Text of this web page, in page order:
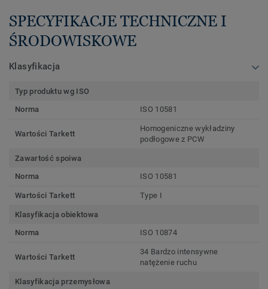
SPECYFIKACJE TECHNICZNE I
ŚRODOWISKOWE
Klasyfikacja
Typ produktu wg ISO
Norma
ISO 10581
Wartości Tarkett
Homogeniczne wykładziny
podłogowe z PCW
Zawartość spoiwa
Norma
ISO 10581
Wartości Tarkett Type I
Klasyfikacja obiektowa
Norma
ISO 10874
Wartości Tarkett
34 Bardzo intensywne
natężenie ruchu
Klasyfikacja przemysłowa